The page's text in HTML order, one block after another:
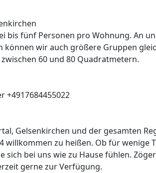
fünf Personen pro Wohnung. An
wir auch größere Gruppen
60 und 80 Quadratmetern.
+4917684455022
Gelsenkirchen und der gesamten
willkommen zu heißen. Ob für wenige
sich bei uns wie zu Hause fühlen.
gerne zur Verfügung.